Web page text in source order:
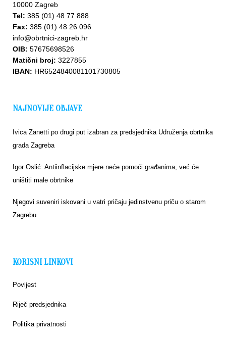
10000 Zagreb
Tel: 385 (01) 48 77 888
Fax: 385 (01) 48 26 096
info@obrtnici-zagreb.hr
OIB: 57675698526
Matični broj: 3227855
IBAN: HR6524840081101730805
NAJNOVIJE OBJAVE
Ivica Zanetti po drugi put izabran za predsjednika Udruženja obrtnika
grada Zagreba
Igor Oslić: Antiinflacijske mjere neće pomoći građanima, već će
uništiti male obrtnike
Njegovi suveniri iskovani u vatri pričaju jedinstvenu priču o starom
Zagrebu
KORISNI LINKOVI
Povijest
Riječ predsjednika
Politika privatnosti